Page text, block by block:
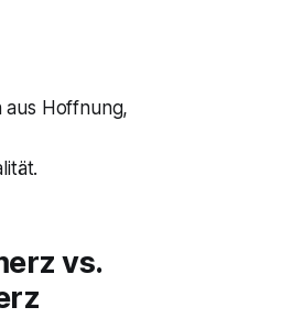
Hoffnung,
vs.